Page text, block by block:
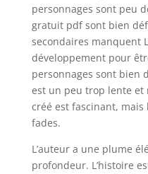
personnages sont peu
gratuit pdf sont bien
secondaires manquent
développement pour
personnages sont bien
est un peu trop lente et
créé est fascinant,
fades.
L’auteur a une plume
profondeur. L’histoire